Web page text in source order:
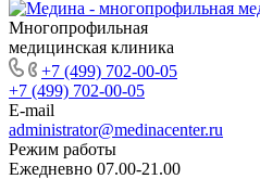
Многопрофильная
медицинская клиника
+7 (499) 702-00-05
+7 (499) 702-00-05
E-mail
administrator@medinacenter.ru
Режим работы
Ежедневно 07.00-21.00